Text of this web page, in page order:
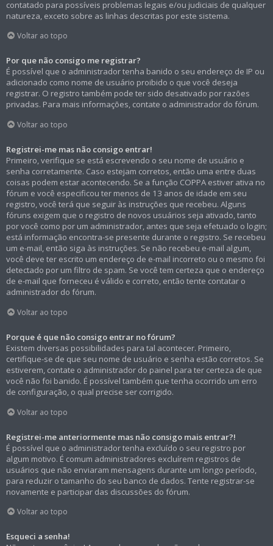
contatado para possíveis problemas legais e/ou judiciais de qualquer
natureza, exceto sobre as linhas descritas por este sistema.
Voltar ao topo
Por que não consigo me registrar?
É possível que o administrador tenha banido o seu endereço de IP ou
adicionado como nome de usuário proibido o que você deseja
registrar. O registro também pode ter sido desativado por razões
privadas. Para mais informações, contate o administrador do fórum.
Voltar ao topo
Registrei-me mas não consigo entrar!
Primeiro, verifique se está escrevendo o seu nome de usuário e
senha corretamente. Caso estejam corretos, então uma entre duas
coisas podem estar acontecendo. Se a função COPPA estiver ativa no
fórum e você especificou ter menos de 13 anos de idade em seu
registro, você terá que seguir às instruções que recebeu. Alguns
fóruns exigem que o registro de novos usuários seja ativado, tanto
por você como por um administrador, antes que seja efetuado o login;
está informação encontra-se presente durante o registro. Se recebeu
um e-mail, então siga às instruções. Se não recebeu e-mail algum,
você deve ter escrito um endereço de e-mail incorreto ou o mesmo foi
detectado por um filtro de spam. Se você tem certeza que o endereço
de e-mail que forneceu é válido e correto, então tente contatar o
administrador do fórum.
Voltar ao topo
Porque é que não consigo entrar no fórum?
Existem diversas possibilidades para tal acontecer. Primeiro,
certifique-se de que seu nome de usuário e senha estão corretos. Se
estiverem, contate o administrador do painel para ter certeza de que
você não foi banido. É possível também que tenha ocorrido um erro
de configuração, o qual precise ser corrigido.
Voltar ao topo
Registrei-me anteriormente mas não consigo mais entrar?!
É possível que o administrador tenha excluído o seu registro por
algum motivo. É comum administradores excluírem registros de
usuários que não enviaram mensagens durante um longo período,
para reduzir o tamanho do seu banco de dados. Tente registrar-se
novamente e participar das discussões do fórum.
Voltar ao topo
Esqueci a senha!